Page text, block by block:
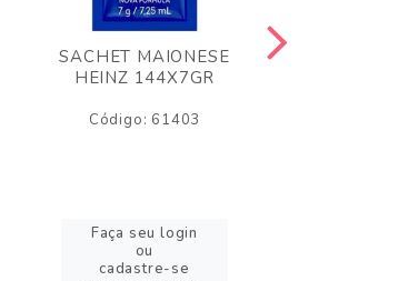
SACHET MAIONESE
HEINZ 144X7GR
Código: 61403
Faça seu login
ou
cadastre-se